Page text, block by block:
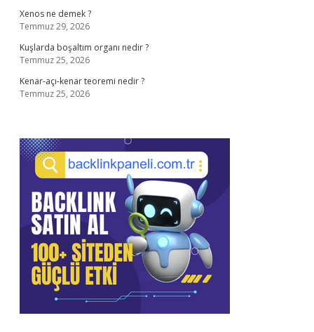
Xenos ne demek ?
Temmuz 29, 2026
Kuşlarda boşaltım organı nedir ?
Temmuz 25, 2026
Kenar-açı-kenar teoremi nedir ?
Temmuz 25, 2026